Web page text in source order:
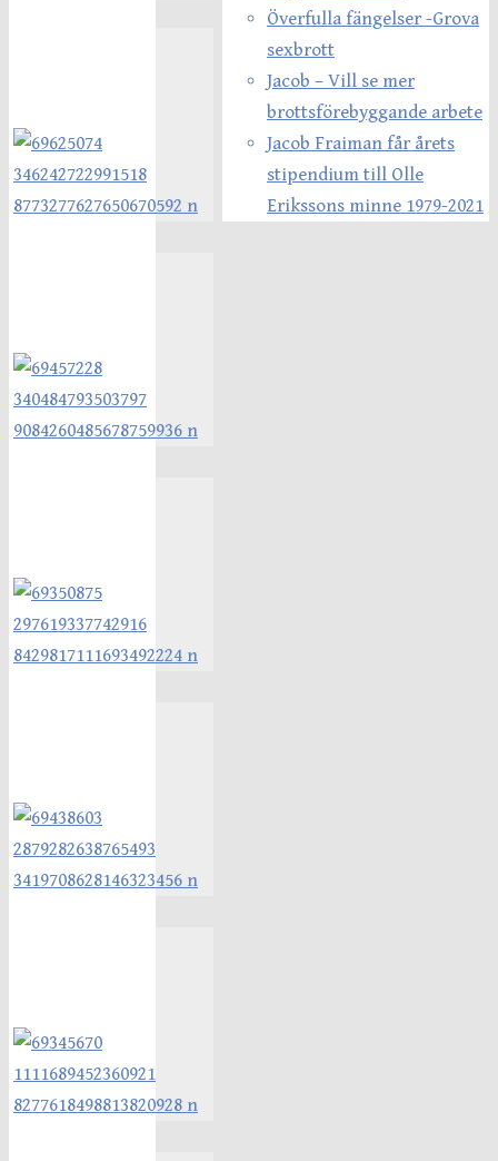
Överfulla fängelser -Grova
sexbrott
Jacob – Vill se mer
brottsförebyggande arbete
Jacob Fraiman får årets
stipendium till Olle
Erikssons minne 1979-2021